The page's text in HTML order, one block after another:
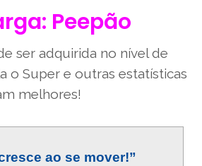
Peepão
ser adquirida no nível de
o Super e outras estatísticas
melhores!
ao se mover!”